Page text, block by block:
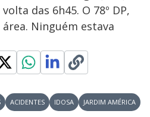
das 6h45. O 78º DP,
Ninguém estava
ACIDENTES IDOSA JARDIM AMÉRICA